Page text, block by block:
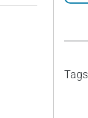
Tags